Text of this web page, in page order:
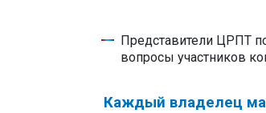
Представители ЦРПТ
вопросы участников
Каждый владелец